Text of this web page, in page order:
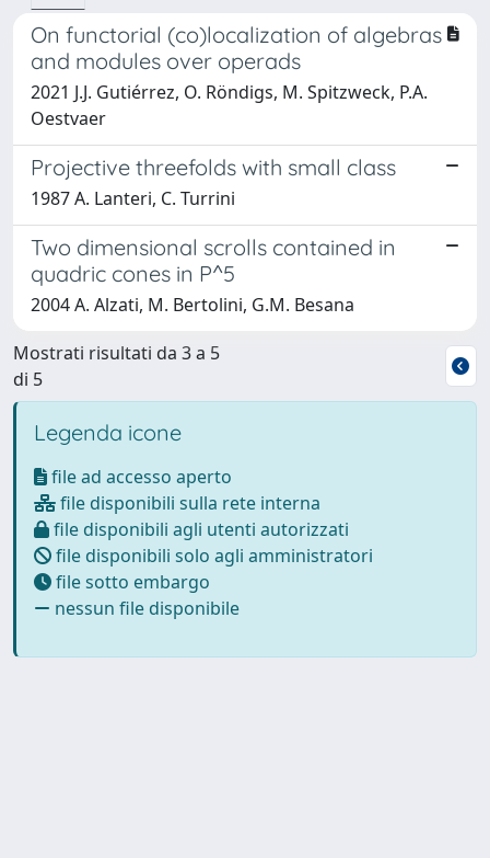
On functorial (co)localization of algebras
and modules over operads
2021 J.J. Gutiérrez, O. Röndigs, M. Spitzweck, P.A.
Oestvaer
Projective threefolds with small class
1987 A. Lanteri, C. Turrini
Two dimensional scrolls contained in
quadric cones in P^5
2004 A. Alzati, M. Bertolini, G.M. Besana
Mostrati risultati da 3 a 5
di 5
Legenda icone
file ad accesso aperto
file disponibili sulla rete interna
file disponibili agli utenti autorizzati
file disponibili solo agli amministratori
file sotto embargo
nessun file disponibile